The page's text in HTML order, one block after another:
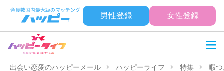
男性登録 女性登録
出会い恋愛のハッピーメール ハッピーライフ 特集 暇